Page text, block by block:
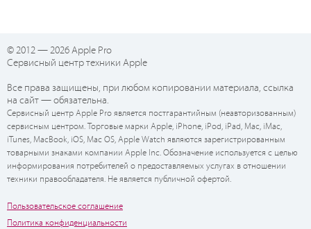
© 2012 — 2026 Apple Pro
Сервисный центр техники Apple
Все права защищены, при любом копировании материала, ссылка
на сайт — обязательна.
Сервисный центр Apple Pro является постгарантийным (неавторизованным)
сервисным центром. Торговые марки Apple, iPhone, iPod, iPad, Mac, iMac,
iTunes, MacBook, iOS, Mac OS, Apple Watch являются зарегистрированным
товарными знаками компании Apple Inc. Обозначение используется с целью
информирования потребителей о предоставляемых услугах в отношении
техники правообладателя. Не является публичной офертой.
Пользовательское соглашение
Политика конфиденциальности